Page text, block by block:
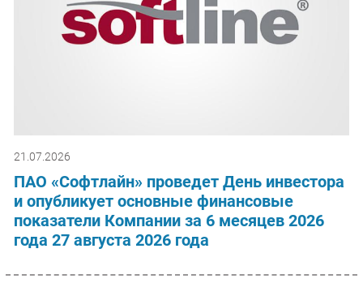
21.07.2026
ПАО «Софтлайн» проведет День инвестора
и опубликует основные финансовые
показатели Компании за 6 месяцев 2026
года 27 августа 2026 года